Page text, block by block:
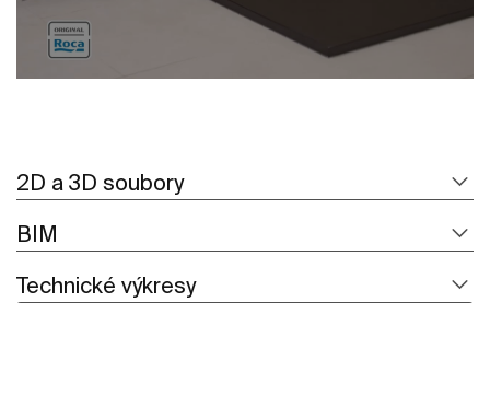
2D a 3D soubory
BIM
Technické výkresy